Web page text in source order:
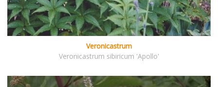
Veronicastrum
Veronicastrum sibiricum 'Apollo'